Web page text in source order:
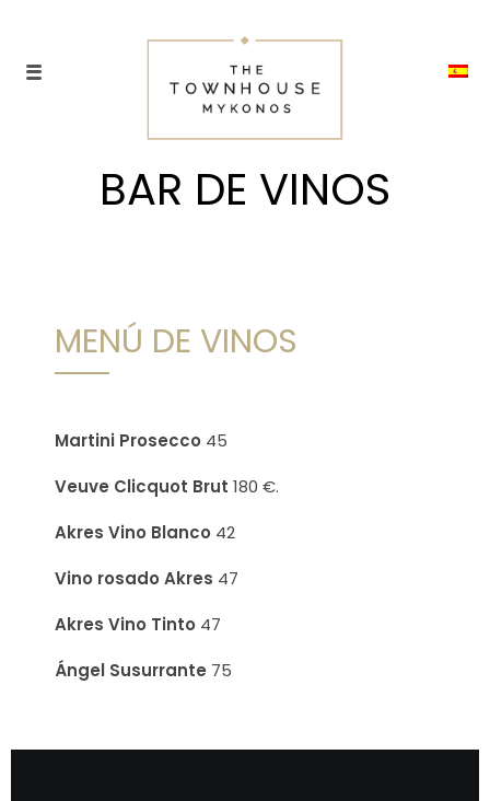
BAR DE VINOS
MENÚ DE VINOS
Martini Prosecco 45
Veuve Clicquot Brut 180 €.
Akres Vino Blanco 42
Vino rosado Akres 47
Akres Vino Tinto 47
Ángel Susurrante 75